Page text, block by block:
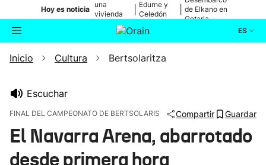
Hoy es noticia
una
vivienda
de Bilbao
Edurne y
Celedón
de Elkano en
Getaria
ES
Buscador Actualidad
Ikusmiran
Inicio Cultura Bertsolaritza
Escuchar
FINAL DEL CAMPEONATO DE BERTSOLARIS Compartir Guardar
El Navarra Arena, abarrotado
desde primera hora